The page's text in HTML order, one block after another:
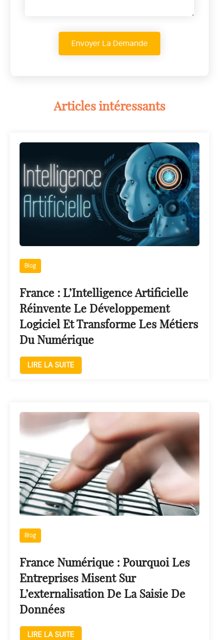
Articles intéressants
Blog
France : L’Intelligence Artificielle
Réinvente Le Développement
Logiciel Et Transforme Les Métiers
Du Numérique
LIRE LA SUITE
Blog
France Numérique : Pourquoi Les
Entreprises Misent Sur
L’externalisation De La Saisie De
Données
LIRE LA SUITE